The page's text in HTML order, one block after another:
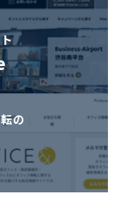
の